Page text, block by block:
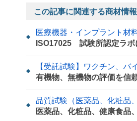
この記事に関連する商材情報
医療機器・インプラント材
ISO17025 試験所認定ラボ
【受託試験】ワクチン、
有機物、無機物の評価を信
品質試験（医薬品、化粧品
医薬品、化粧品、健康食品